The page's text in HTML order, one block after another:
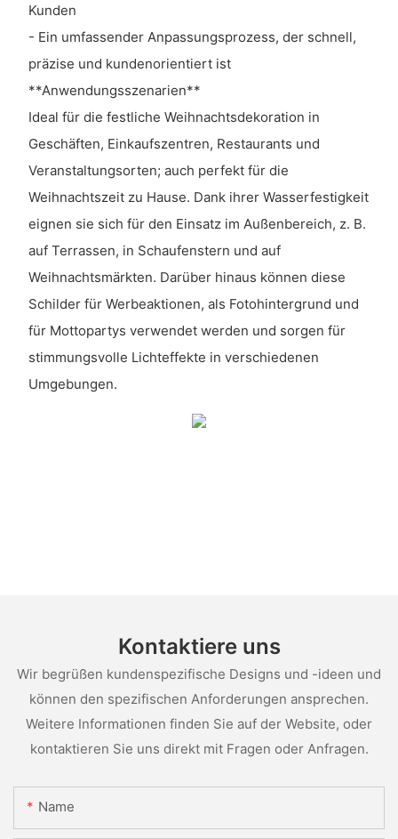
Kunden
- Ein umfassender Anpassungsprozess, der schnell,
präzise und kundenorientiert ist
**Anwendungsszenarien**
Ideal für die festliche Weihnachtsdekoration in
Geschäften, Einkaufszentren, Restaurants und
Veranstaltungsorten; auch perfekt für die
Weihnachtszeit zu Hause. Dank ihrer Wasserfestigkeit
eignen sie sich für den Einsatz im Außenbereich, z. B.
auf Terrassen, in Schaufenstern und auf
Weihnachtsmärkten. Darüber hinaus können diese
Schilder für Werbeaktionen, als Fotohintergrund und
für Mottopartys verwendet werden und sorgen für
stimmungsvolle Lichteffekte in verschiedenen
Umgebungen.
Kontaktiere uns
Wir begrüßen kundenspezifische Designs und -ideen und
können den spezifischen Anforderungen ansprechen.
Weitere Informationen finden Sie auf der Website, oder
kontaktieren Sie uns direkt mit Fragen oder Anfragen.
Name